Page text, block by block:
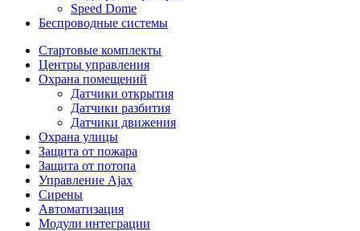
Speed Dome
Беспроводные системы
Стартовые комплекты
Центры управления
Охрана помещений
Датчики открытия
Датчики разбития
Датчики движения
Охрана улицы
Защита от пожара
Защита от потопа
Управление Ajax
Сирены
Автоматизация
Модули интеграции